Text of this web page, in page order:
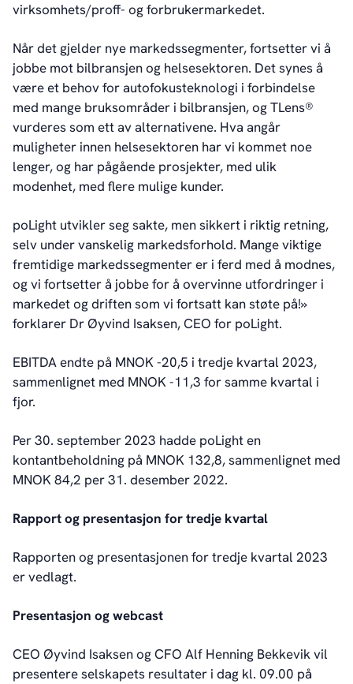
virksomhets/proff- og forbrukermarkedet.
Når det gjelder nye markedssegmenter, fortsetter vi å
jobbe mot bilbransjen og helsesektoren. Det synes å
være et behov for autofokusteknologi i forbindelse
med mange bruksområder i bilbransjen, og TLens®
vurderes som ett av alternativene. Hva angår
muligheter innen helsesektoren har vi kommet noe
lenger, og har pågående prosjekter, med ulik
modenhet, med flere mulige kunder.
poLight utvikler seg sakte, men sikkert i riktig retning,
selv under vanskelig markedsforhold. Mange viktige
fremtidige markedssegmenter er i ferd med å modnes,
og vi fortsetter å jobbe for å overvinne utfordringer i
markedet og driften som vi fortsatt kan støte på!»
forklarer Dr Øyvind Isaksen, CEO for poLight.
EBITDA endte på MNOK -20,5 i tredje kvartal 2023,
sammenlignet med MNOK -11,3 for samme kvartal i
fjor.
Per 30. september 2023 hadde poLight en
kontantbeholdning på MNOK 132,8, sammenlignet med
MNOK 84,2 per 31. desember 2022.
Rapport og presentasjon for tredje kvartal
Rapporten og presentasjonen for tredje kvartal 2023
er vedlagt.
Presentasjon og webcast
CEO Øyvind Isaksen og CFO Alf Henning Bekkevik vil
presentere selskapets resultater i dag kl. 09.00 på